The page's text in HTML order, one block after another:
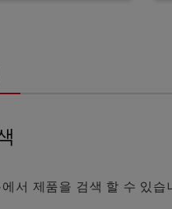
서 제품을 검색 할 수 있습